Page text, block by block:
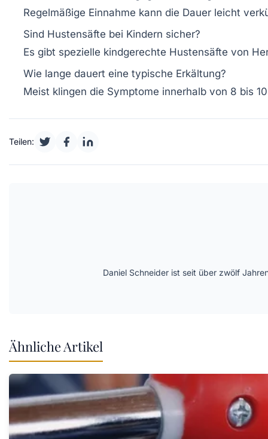
Regelmäßige Einnahme kann die Dauer leicht
Sind Hustensäfte bei Kindern sicher?
Es gibt spezielle kindgerechte Hustensäfte von
Wie lange dauert eine typische Erkältung?
Meist klingen die Symptome innerhalb von 8 bis
Teilen:
Daniel Schneider ist seit über zwölf
Ähnliche Artikel